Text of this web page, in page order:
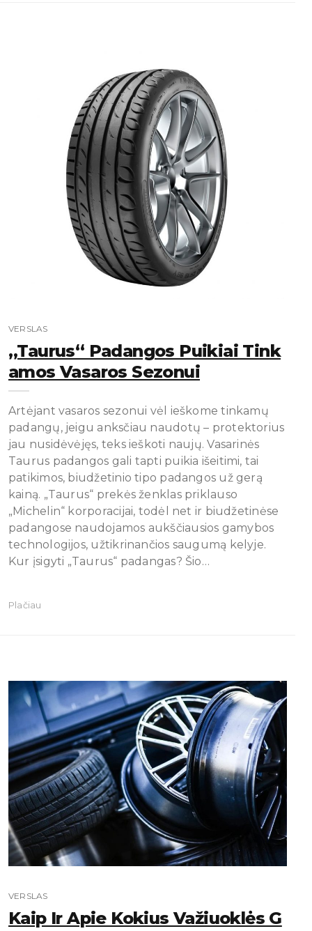
VERSLAS
„Taurus“ Padangos Puikiai Tink
Amos Vasaros Sezonui
Artėjant vasaros sezonui vėl ieškome tinkamų
padangų, jeigu anksčiau naudotų – protektorius
jau nusidėvėjęs, teks ieškoti naujų. Vasarinės
Taurus padangos gali tapti puikia išeitimi, tai
patikimos, biudžetinio tipo padangos už gerą
kainą. „Taurus“ prekės ženklas priklauso
„Michelin“ korporacijai, todėl net ir biudžetinėse
padangose naudojamos aukščiausios gamybos
technologijos, užtikrinančios saugumą kelyje.
Kur įsigyti „Taurus“ padangas? Šio…
Plačiau
VERSLAS
Kaip Ir Apie Kokius Važiuoklės G